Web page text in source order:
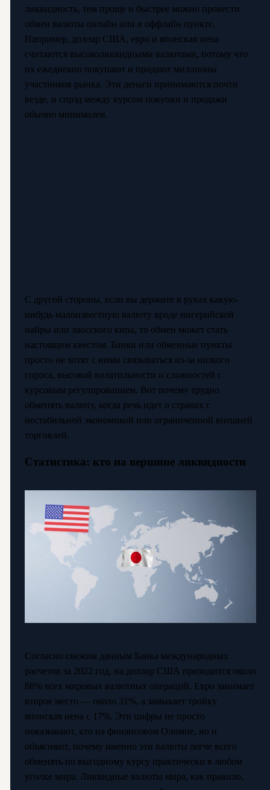
ликвидность, тем проще и быстрее можно провести
обмен валюты онлайн или в оффлайн пункте.
Например, доллар США, евро и японская иена
считаются высоколиквидными валютами, потому что
их ежедневно покупают и продают миллионы
участников рынка. Эти деньги принимаются почти
везде, и спрэд между курсом покупки и продажи
обычно минимален.
С другой стороны, если вы держите в руках какую-
нибудь малоизвестную валюту вроде нигерийской
найры или лаосского кипа, то обмен может стать
настоящим квестом. Банки или обменные пункты
просто не хотят с ними связываться из-за низкого
спроса, высокой волатильности и сложностей с
курсовым регулированием. Вот почему трудно
обменять валюту, когда речь идет о странах с
нестабильной экономикой или ограниченной внешней
торговлей.
Статистика: кто на вершине ликвидности
Согласно свежим данным Банка международных
расчетов за 2022 год, на доллар США приходится около
88% всех мировых валютных операций. Евро занимает
второе место — около 31%, а замыкает тройку
японская иена с 17%. Эти цифры не просто
показывают, кто на финансовом Олимпе, но и
объясняют, почему именно эти валюты легче всего
обменять по выгодному курсу практически в любом
уголке мира. Ликвидные валюты мира, как правило,